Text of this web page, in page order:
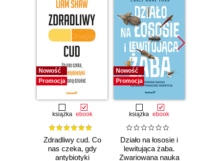
Nowość
Promocja
książka ebook
Zdradliwy cud. Co
nas czeka, gdy
antybiotyki
Nowość
Promocja
książka ebook
Działo na łososie i
lewitująca żaba.
Zwariowana nauka